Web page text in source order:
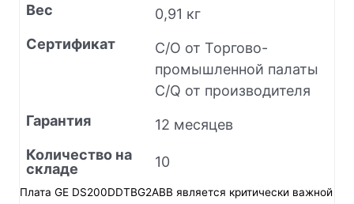
Вес
0,91 кг
Сертификат
C/O от Торгово-
промышленной палаты
C/Q от производителя
Гарантия
12 месяцев
Количество на
складе
10
Плата GE DS200DDTBG2ABB является критически важной